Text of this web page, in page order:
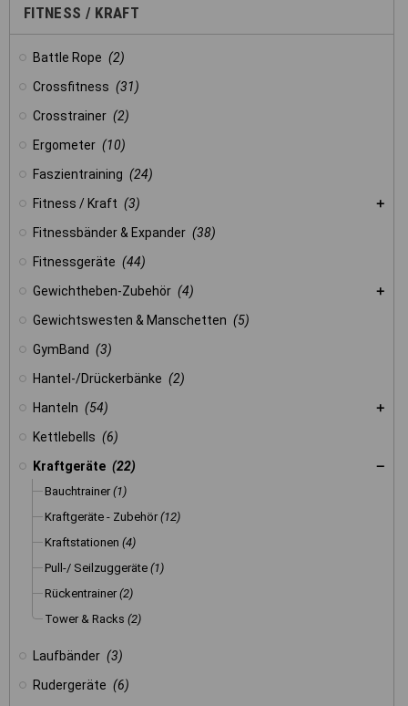
FITNESS / KRAFT
Battle Rope (2)
Crossfitness (31)
Crosstrainer (2)
Ergometer (10)
Faszientraining (24)
Fitness / Kraft (3)
Fitnessbänder & Expander (38)
Fitnessgeräte (44)
Gewichtheben-Zubehör (4)
Gewichtswesten & Manschetten (5)
GymBand (3)
Hantel-/Drückerbänke (2)
Hanteln (54)
Kettlebells (6)
Kraftgeräte (22)
Bauchtrainer (1)
Kraftgeräte - Zubehör (12)
Kraftstationen (4)
Pull-/ Seilzuggeräte (1)
Rückentrainer (2)
Tower & Racks (2)
Laufbänder (3)
Rudergeräte (6)